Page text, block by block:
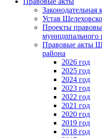
Законодательная
Устав
Проекты
муниципального
Правовые акты
района
2026 год
2025 год
2024 год
2023 год
2022 год
2021 год
2020 год
2019 год
2018 год